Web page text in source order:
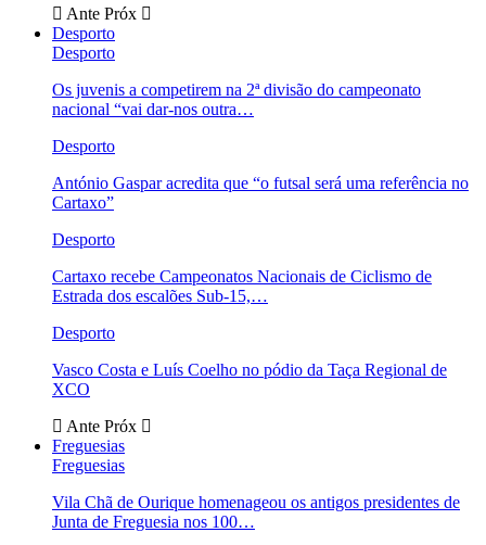
Ante Próx
Desporto
Desporto
Os juvenis a competirem na 2ª divisão do campeonato
nacional “vai dar-nos outra…
Desporto
António Gaspar acredita que “o futsal será uma referência no
Cartaxo”
Desporto
Cartaxo recebe Campeonatos Nacionais de Ciclismo de
Estrada dos escalões Sub-15,…
Desporto
Vasco Costa e Luís Coelho no pódio da Taça Regional de
XCO
Ante Próx
Freguesias
Freguesias
Vila Chã de Ourique homenageou os antigos presidentes de
Junta de Freguesia nos 100…